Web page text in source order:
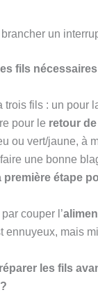
un
fils
trois fils : un pour
pour le retour
ou vert/jaune, à
une bonne
première étape
couper l’
ennuyeux, mais
les fils